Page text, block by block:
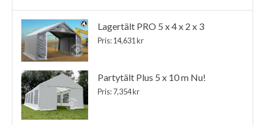
Lagertält PRO 5 x 4 x 2 x 3
Pris: 14,631 kr
Partytält Plus 5 x 10 m Nu!
Pris: 7,354 kr